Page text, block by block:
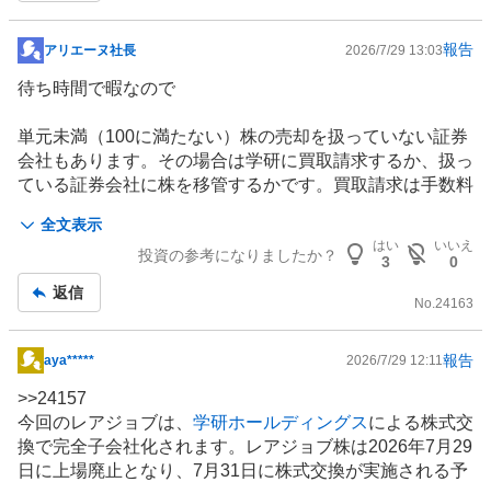
掲
示
記
事
アリエーヌ社長 2026/7/29 13:03報告
全文表示
待ち時間で暇なので
単元未満（100に満たない）株の売却を扱っていない証券
会社もあります。その場合は学研に買取請求するか、扱っ
ている証券会社に株を移管するかです。買取請求は手数料
有料の場合はつらい
投資の参考になりましたか？
はい
3
いいえ
0
返信
No.24163
掲
示
板
記
事
aya***** 2026/7/29 12:11報告
>>24157
今回のレアジョブは、 学研ホールディングスによる株式交
換で完全子会社化されます。レアジョブ株は2026年7月29
日に上場廃止となり、7月31日に株式交換が実施される予